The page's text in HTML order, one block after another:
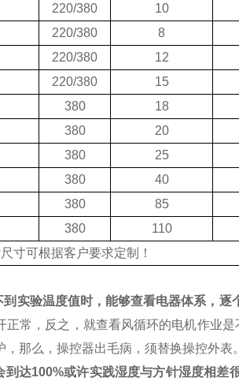
220/380 10
220/380 8
220/380 12
220/380 15
380 18
380 20
380 25
380 40
380 85
380 110
寸可根据客户要求定制！
实验温度值时，能够查看电器体系，逐
正常，反之，就查看风循环的电机作业
那么，操控器出毛病，须替换操控外表。
达100%或许实践湿度与方针湿度相差